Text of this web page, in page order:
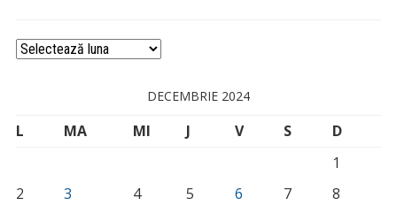
Arhivă
DECEMBRIE 2024
L MA MI J V S
D
1
2
3 4 5 6 7
8